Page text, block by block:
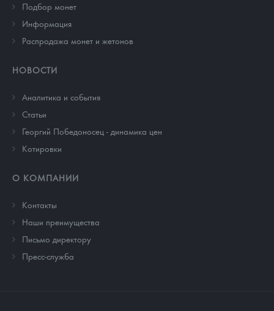
Подбор монет
Информация
Распродажа монет и жетонов
НОВОСТИ
Аналитика и события
Cтатьи
Георгий Победоносец - динамика цен
Котировки
О КОМПАНИИ
Контакты
Наши преимущества
Письмо директору
Пресс-служба